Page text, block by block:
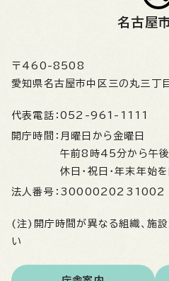
名古屋
〒460-8508
愛知県名古屋市中区三の丸三丁
代表電話： 052-961-1111
開庁時間： 月曜日から金曜日
午前8時45分から午
休日・祝日・年末年始を
法人番号： 3000020231002
(注)開庁時間が異なる組織、施
い